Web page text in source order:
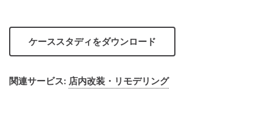
ケーススタディをダウンロード
関連サービス: 店内改装・リモデリング